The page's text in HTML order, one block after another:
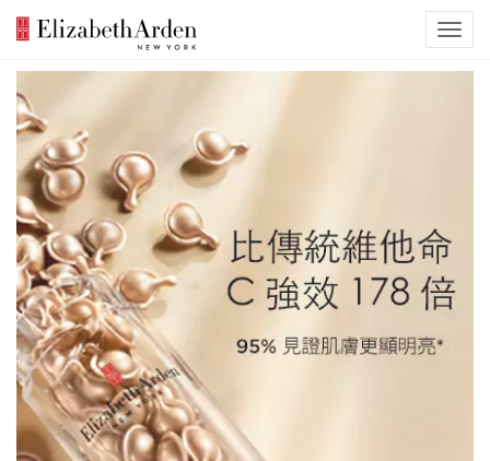
Previous